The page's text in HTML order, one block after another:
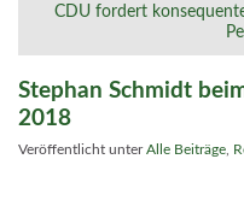
CDU fordert
Stephan Schmidt
2018
Veröffentlicht unterAlle Beiträge